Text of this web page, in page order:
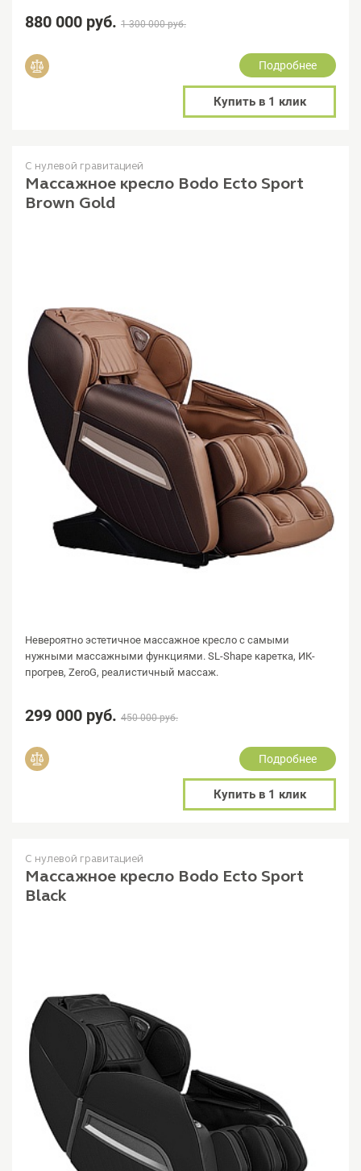
880 000 руб. 1 300 000 руб.
Подробнее
Купить в 1 клик
С нулевой гравитацией
Массажное кресло Bodo Ecto Sport
Brown Gold
Невероятно эстетичное массажное кресло с самыми
нужными массажными функциями. SL-Shape каретка, ИК-
прогрев, ZeroG, реалистичный массаж.
299 000 руб. 450 000 руб.
Подробнее
Купить в 1 клик
С нулевой гравитацией
Массажное кресло Bodo Ecto Sport
Black